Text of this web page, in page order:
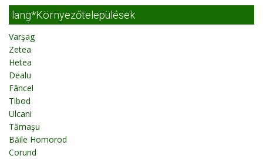
lang*Környezőtelepülések
Varşag
Zetea
Hetea
Dealu
Fâncel
Tibod
Ulcani
Tămaşu
Băile Homorod
Corund